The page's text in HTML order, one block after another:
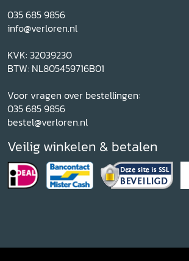
035 685 9856
info@verloren.nl
KVK: 32039230
BTW: NL805459716B01
Voor vragen over bestellingen:
035 685 9856
bestel@verloren.nl
Veilig winkelen & betalen